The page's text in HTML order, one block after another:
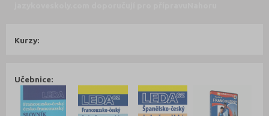
Kurzy:
Učebnice: